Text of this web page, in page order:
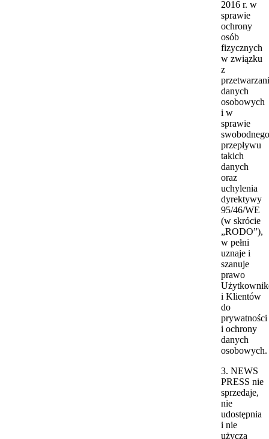
2016 r. w
sprawie
ochrony
osób
fizycznych
w związku
z
danych
osobowych
i w
sprawie
swobodnego
przepływu
takich
danych
oraz
uchylenia
dyrektywy
95/46/WE
(w skrócie
„RODO”),
w pełni
uznaje i
szanuje
prawo
i Klientów
do
prywatności
i ochrony
danych
osobowych.
3. NEWS
PRESS nie
sprzedaje,
nie
udostępnia
i nie
użycza